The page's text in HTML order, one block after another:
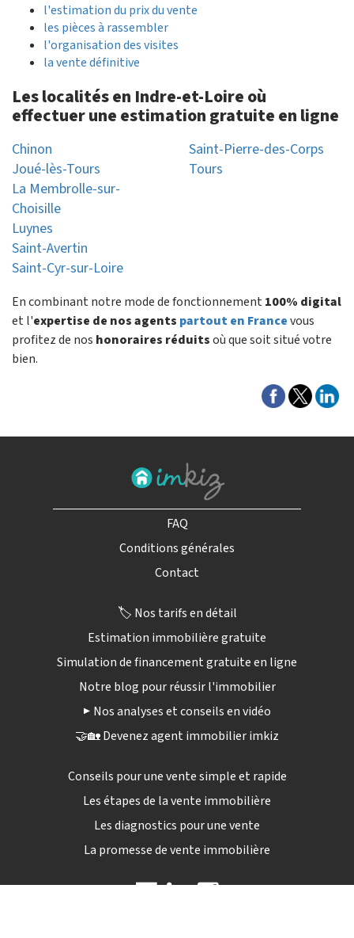
l'estimation du prix du vente
les pièces à rassembler
l'organisation des visites
la vente définitive
Les localités en Indre-et-Loire où
effectuer une estimation gratuite en ligne
Chinon
Joué-lès-Tours
La Membrolle-sur-
Choisille
Luynes
Saint-Avertin
Saint-Cyr-sur-Loire
Saint-Pierre-des-Corps
Tours
En combinant notre mode de fonctionnement 100% digital
et l'expertise de nos agents partout en Francevous
profitez de nos honoraires réduitsoù que soit situé votre
bien.
FAQ
Conditions générales
Contact
🏷️ Nos tarifs en détail
Estimation immobilière gratuite
Simulation de financement gratuite en ligne
Notre blog pour réussir l'immobilier
▶️ Nos analyses et conseils en vidéo
🤝🏡 Devenez agent immobilier imkiz
Conseils pour une vente simple et rapide
Les étapes de la vente immobilière
Les diagnostics pour une vente
La promesse de vente immobilière